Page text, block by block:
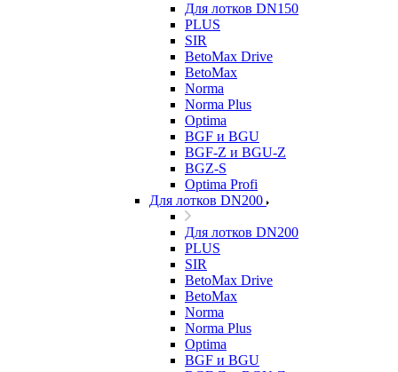
Для лотков DN150
PLUS
SIR
BetoMax Drive
BetoMax
Norma
Norma Plus
Optima
BGF и BGU
BGF-Z и BGU-Z
BGZ-S
Optima Profi
Для лотков DN200
Для лотков DN200
PLUS
SIR
BetoMax Drive
BetoMax
Norma
Norma Plus
Optima
BGF и BGU